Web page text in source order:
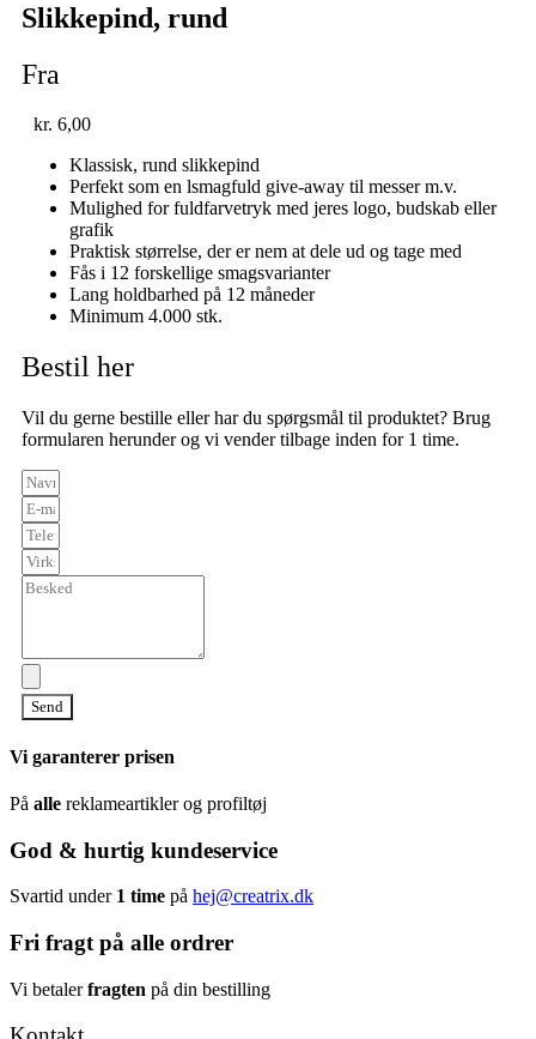
Slikkepind, rund
Fra
kr. 6,00
Klassisk, rund slikkepind
Perfekt som en lsmagfuld give-away til messer m.v.
Mulighed for fuldfarvetryk med jeres logo, budskab eller
grafik
Praktisk størrelse, der er nem at dele ud og tage med
Fås i 12 forskellige smagsvarianter
Lang holdbarhed på 12 måneder
Minimum 4.000 stk.
Bestil her
Vil du gerne bestille eller har du spørgsmål til produktet? Brug
formularen herunder og vi vender tilbage inden for 1 time.
Send
Vi garanterer prisen
På alle reklameartikler og profiltøj
God & hurtig kundeservice
Svartid under 1 time på hej@creatrix.dk
Fri fragt på alle ordrer
Vi betalerfragten på din bestilling